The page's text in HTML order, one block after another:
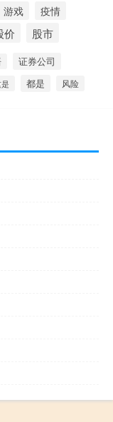
游戏 疫情
价 股市
证券公司
都是 风险